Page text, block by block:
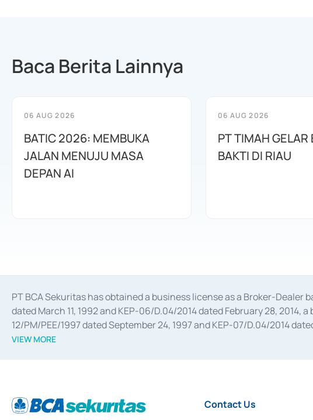
Baca Berita Lainnya
06 AUG 2026
BATIC 2026: MEMBUKA
JALAN MENUJU MASA
DEPAN AI
06 AUG 2026
PT TIMAH GELAR
BAKTI DI RIAU
PT BCA Sekuritas has obtained a business license as a Broker-
dated March 11, 1992 and KEP-06/D.04/2014 dated February 28,
12/PM/PEE/1997 dated September 24, 1997 and KEP-07/D.04/2014
divestments, and joint ventures based on the decree of the Financial
Settlement of Commercial Paper Transactions whose license was
VIEW MORE
Contact Us